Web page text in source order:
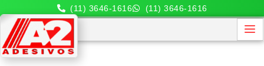
(11) 3646-1616 (11) 3646-1616